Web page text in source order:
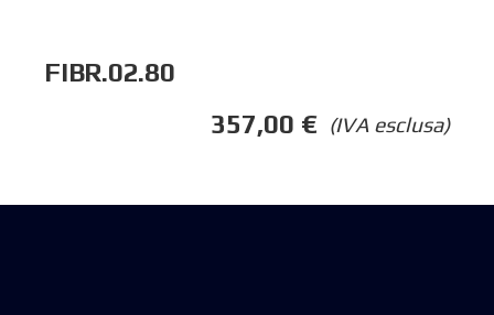
FIBR.02.80
(IVA esclusa)
357,00 €